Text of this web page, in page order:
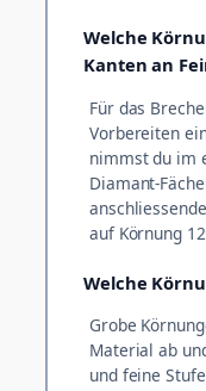
Welche
Kanten an
Für das
Vorbereiten
nimmst du im
Diamant-
auf Körnung
Welche
Grobe
Material ab
und feine